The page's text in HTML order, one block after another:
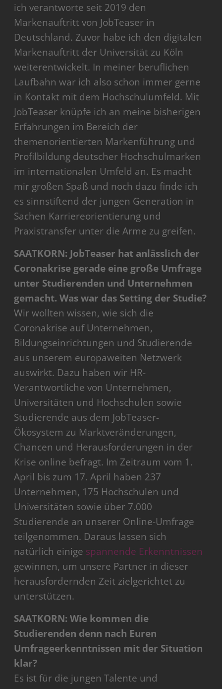
ich verantworte seit 2019 den
Markenauftritt von JobTeaser in
Deutschland. Zuvor habe ich den digitalen
Markenauftritt der Universität zu Köln
weiterentwickelt. In meiner beruflichen
Laufbahn war ich also schon immer gerne
in Kontakt mit dem Hochschulumfeld. Mit
JobTeaser knüpfe ich an meine bisherigen
Erfahrungen im Bereich der
themenorientierten Markenführung und
Profilbildung deutscher Hochschulmarken
im internationalen Umfeld an. Es macht
mir großen Spaß und noch dazu finde ich
es sinnstiftend der jungen Generation in
Sachen Karriereorientierung und
Praxistransfer unter die Arme zu greifen.
SAATKORN: JobTeaser hat anlässlich der
Coronakrise gerade eine große Umfrage
unter Studierenden und Unternehmen
gemacht. Was war das Setting der Studie?
Wir wollten wissen, wie sich die
Coronakrise auf Unternehmen,
Bildungseinrichtungen und Studierende
aus unserem europaweiten Netzwerk
auswirkt. Dazu haben wir HR-
Verantwortliche von Unternehmen,
Universitäten und Hochschulen sowie
Studierende aus dem JobTeaser-
Ökosystem zu Marktveränderungen,
Chancen und Herausforderungen in der
Krise online befragt. Im Zeitraum vom 1.
April bis zum 17. April haben 237
Unternehmen, 175 Hochschulen und
Universitäten sowie über 7.000
Studierende an unserer Online-Umfrage
teilgenommen. Daraus lassen sich
natürlich einige spannende Erkenntnissen
gewinnen, um unsere Partner in dieser
herausfordernden Zeit zielgerichtet zu
unterstützen.
SAATKORN: Wie kommen die
Studierenden denn nach Euren
Umfrageerkenntnissen mit der Situation
klar?
Es ist für die jungen Talente und